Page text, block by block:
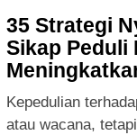
35 Strategi
Sikap Peduli
Kepedulian
atau wacana,